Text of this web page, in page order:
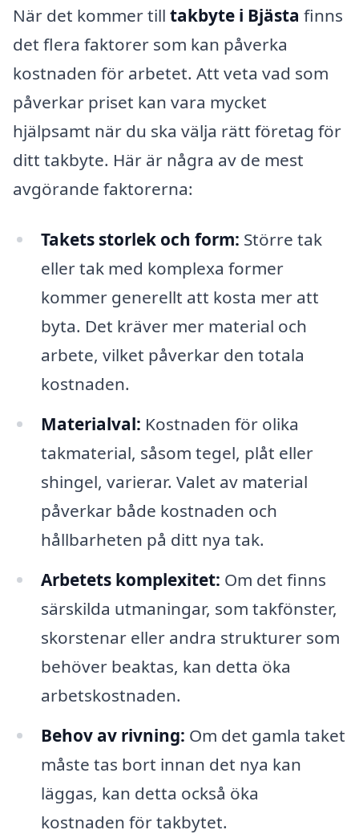
När det kommer till takbyte i Bjästa finns
det flera faktorer som kan påverka
kostnaden för arbetet. Att veta vad som
påverkar priset kan vara mycket
hjälpsamt när du ska välja rätt företag för
ditt takbyte. Här är några av de mest
avgörande faktorerna:
Takets storlek och form: Större tak
eller tak med komplexa former
kommer generellt att kosta mer att
byta. Det kräver mer material och
arbete, vilket påverkar den totala
kostnaden.
Materialval: Kostnaden för olika
takmaterial, såsom tegel, plåt eller
shingel, varierar. Valet av material
påverkar både kostnaden och
hållbarheten på ditt nya tak.
Arbetets komplexitet: Om det finns
särskilda utmaningar, som takfönster,
skorstenar eller andra strukturer som
behöver beaktas, kan detta öka
arbetskostnaden.
Behov av rivning: Om det gamla taket
måste tas bort innan det nya kan
läggas, kan detta också öka
kostnaden för takbytet.